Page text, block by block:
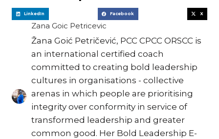
LinkedIn Facebook X
Zana Goic Petricevic
Žana Goić Petričević, PCC CPCC ORSCC is
an international certified coach
committed to creating bold leadership
cultures in organisations - collective
arenas in which people are prioritising
integrity over conformity in service of
transformed leadership and greater
common good. Her Bold Leadership E-